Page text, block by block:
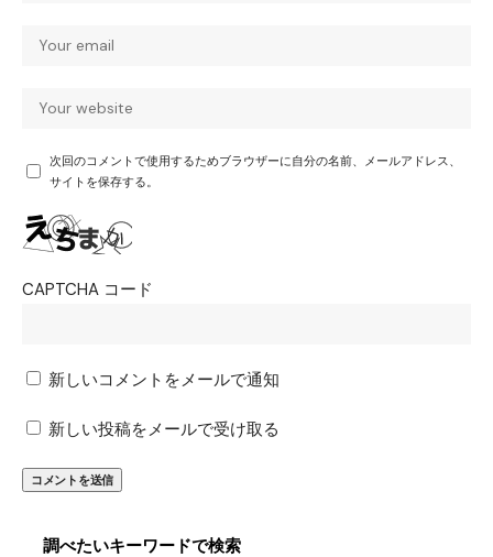
次回のコメントで使用するためブラウザーに自分の名前、メールアドレス、
サイトを保存する。
CAPTCHA コード
新しいコメントをメールで通知
新しい投稿をメールで受け取る
調べたいキーワードで検索